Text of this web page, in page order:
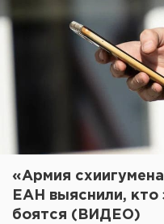
«Армия
ЕАН выяснили, кто
боятся (ВИДЕО)